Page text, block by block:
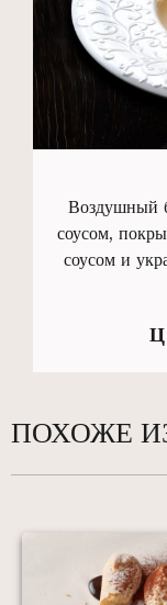
Воздушный
соусом,
соусом и
ПОХОЖЕ